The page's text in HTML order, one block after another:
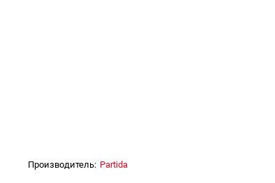
Производитель: Partida